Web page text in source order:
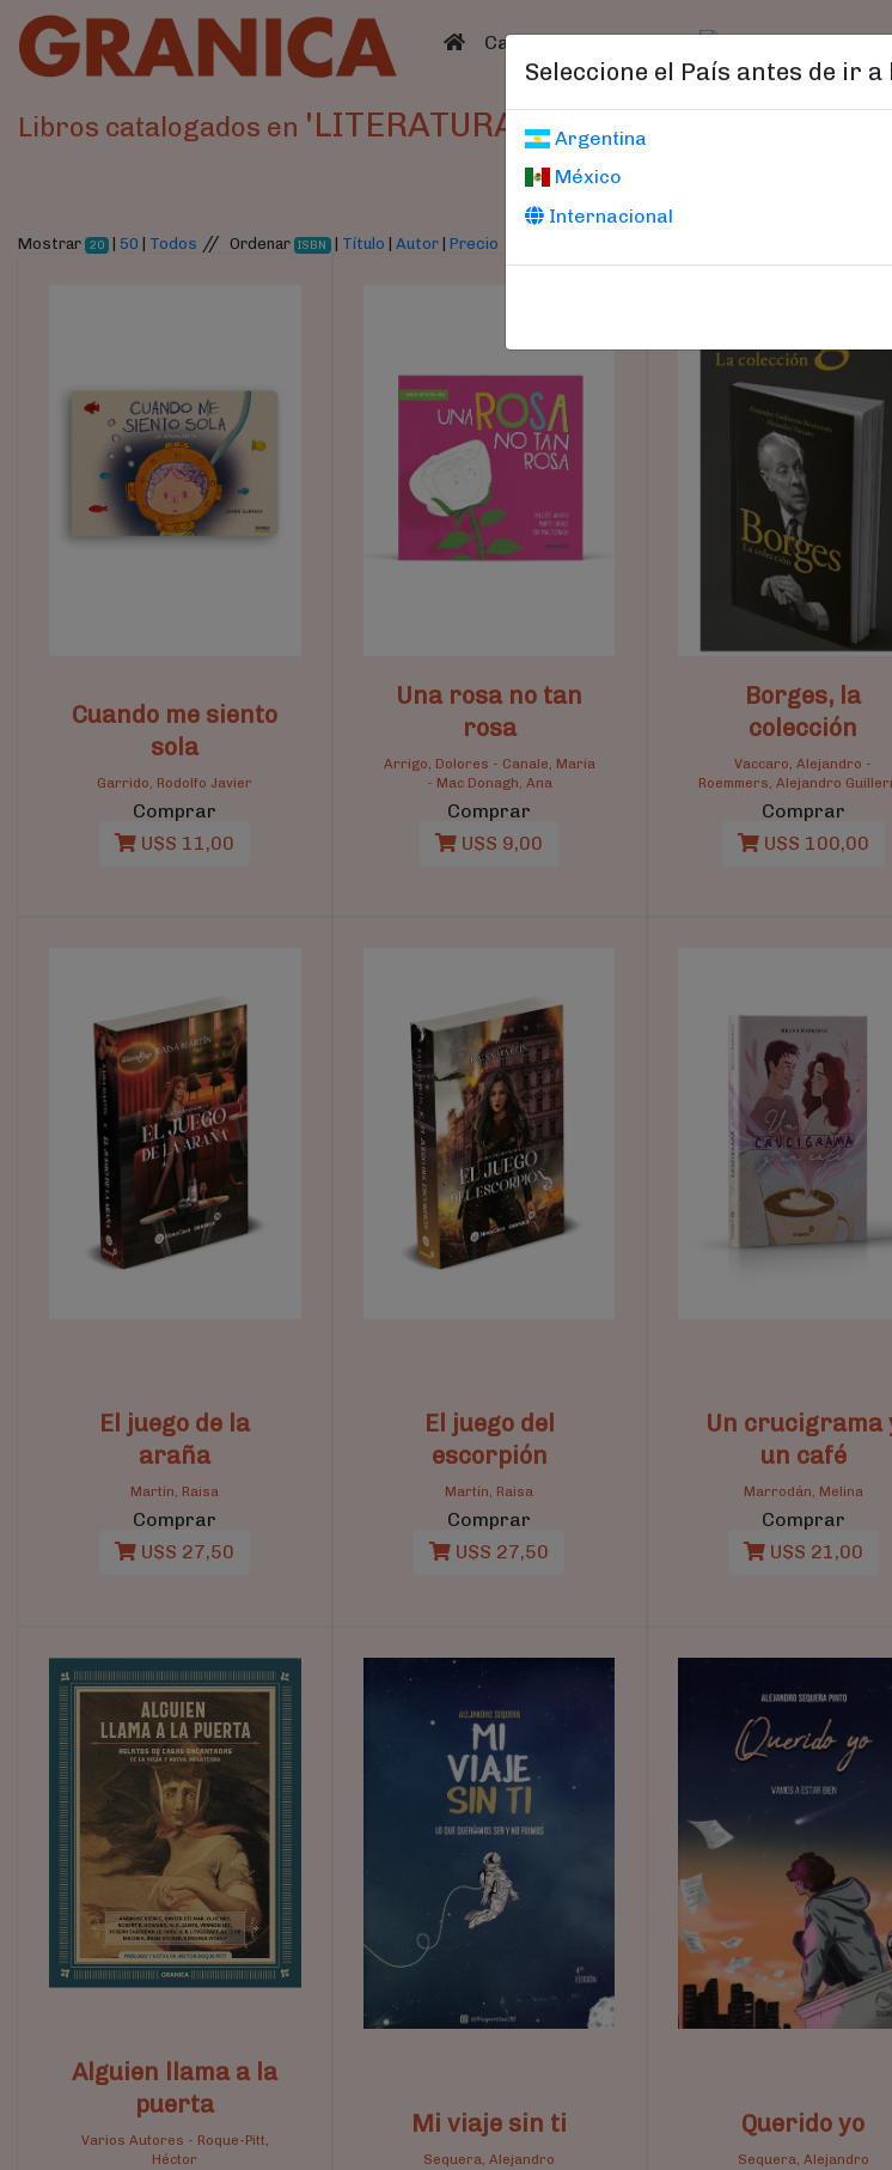
(current)
Catálogo Catálogo
Seleccione el País antes de ir
Argentina
México
Internacional
Libros catalogados en 'LITERATURA'
Mostrar 20 | 50 Todos // Ordenar ISBN Título |Autor |Precio
Cuando me siento
sola
Garrido, Rodolfo Javier
Comprar
U$S 11,00
Una rosa no tan
rosa
Arrigo, Dolores - Canale, María
- Mac Donagh, Ana
Comprar
U$S 9,00
Borges, la
colección
Vaccaro, Alejandro -
Roemmers, Alejandro
Comprar
U$S 100,00
El juego de la
araña
Martín, Raisa
Comprar
U$S 27,50
El juego del
escorpión
Martín, Raisa
Comprar
U$S 27,50
Un crucigrama
un café
Marrodán, Melina
Comprar
U$S 21,00
Alguien llama a la
puerta
Varios Autores - Roque-Pitt,
Héctor
Mi viaje sin ti
Sequera, Alejandro
Querido yo
Sequera, Alejandro